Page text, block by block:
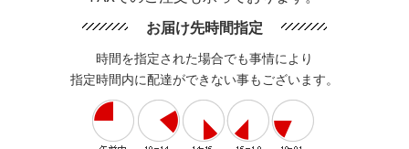
お届け先時間指定
時間を指定された場合でも事情により
指定時間内に配達ができない事もございます。